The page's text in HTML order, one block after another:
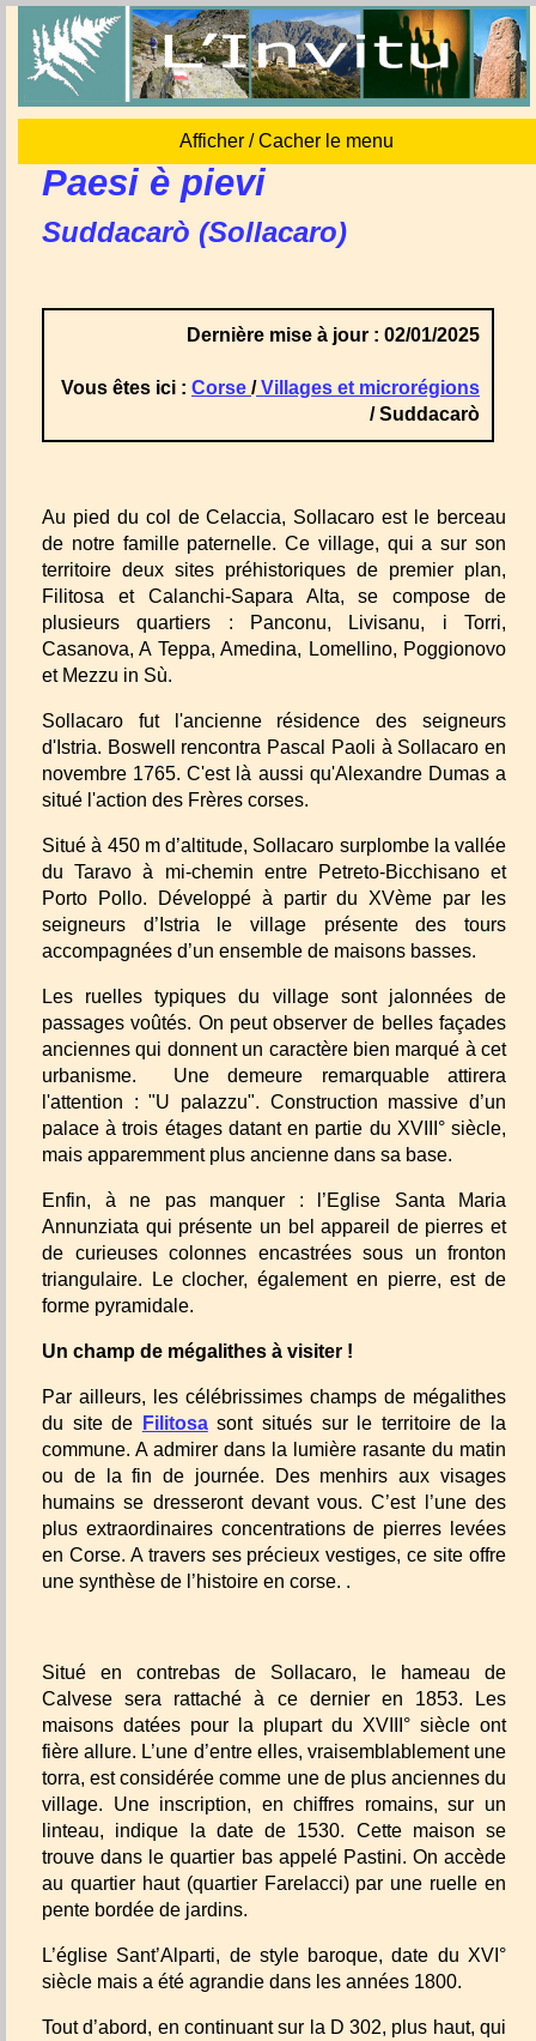
Afficher / Cacher le menu
Paesi è pievi
Suddacarò (Sollacaro)
Dernière mise à jour : 02/01/2025
Vous êtes ici : Corse /Villages et microrégions
/ Suddacarò
Au pied du col de Celaccia, Sollacaro est le berceau
de notre famille paternelle. Ce village, qui a sur son
territoire deux sites préhistoriques de premier plan,
Filitosa et Calanchi-Sapara Alta, se compose de
plusieurs quartiers : Panconu, Livisanu, i Torri,
Casanova, A Teppa, Amedina, Lomellino, Poggionovo
et Mezzu in Sù.
Sollacaro fut l'ancienne résidence des seigneurs
d'Istria. Boswell rencontra Pascal Paoli à Sollacaro en
novembre 1765. C'est là aussi qu'Alexandre Dumas a
situé l'action des Frères corses.
Situé à 450 m d’altitude, Sollacaro surplombe la vallée
du Taravo à mi-chemin entre Petreto-Bicchisano et
Porto Pollo. Développé à partir du XVème par les
seigneurs d’Istria le village présente des tours
accompagnées d’un ensemble de maisons basses.
Les ruelles typiques du village sont jalonnées de
passages voûtés. On peut observer de belles façades
anciennes qui donnent un caractère bien marqué à cet
urbanisme. Une demeure remarquable attirera
l'attention : "U palazzu". Construction massive d’un
palace à trois étages datant en partie du XVIII° siècle,
mais apparemment plus ancienne dans sa base.
Enfin, à ne pas manquer : l’Eglise Santa Maria
Annunziata qui présente un bel appareil de pierres et
de curieuses colonnes encastrées sous un fronton
triangulaire. Le clocher, également en pierre, est de
forme pyramidale.
Un champ de mégalithes à visiter !
Par ailleurs, les célébrissimes champs de mégalithes
du site de
Filitosasont situés sur le territoire de la
commune. A admirer dans la lumière rasante du matin
ou de la fin de journée. Des menhirs aux visages
humains se dresseront devant vous. C’est l’une des
plus extraordinaires concentrations de pierres levées
en Corse. A travers ses précieux vestiges, ce site offre
une synthèse de l’histoire en corse. .
Situé en contrebas de Sollacaro, le hameau de
Calvese sera rattaché à ce dernier en 1853. Les
maisons datées pour la plupart du XVIII° siècle ont
fière allure. L’une d’entre elles, vraisemblablement une
torra, est considérée comme une de plus anciennes du
village. Une inscription, en chiffres romains, sur un
linteau, indique la date de 1530. Cette maison se
trouve dans le quartier bas appelé Pastini. On accède
au quartier haut (quartier Farelacci) par une ruelle en
pente bordée de jardins.
L’église Sant’Alparti, de style baroque, date du XVI°
siècle mais a été agrandie dans les années 1800.
Tout d’abord, en continuant sur la D 302, plus haut, qui